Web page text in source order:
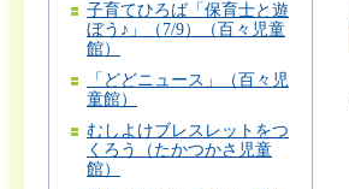
子育てひろば「保育士と遊
ぼう♪」（7/9）（百々児童
館）
「どどニュース」（百々児
童館）
むしよけブレスレットをつ
くろう（たかつかさ児童
館）